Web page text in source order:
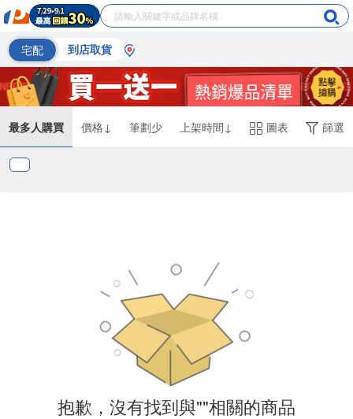
宅配 到店取貨
最多人購買 價格↓ 筆劃少 上架時間↓ 圖表 篩選
抱歉，沒有找到與""相關的商品